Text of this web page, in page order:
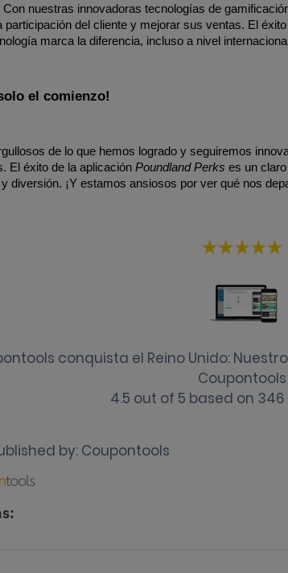
Con nuestras innovadoras tecnologías de
participación del cliente y mejorar sus ventas. El
marca la diferencia, incluso a nivel
el comienzo!
de lo que hemos logrado y seguiremos
El éxito de la aplicación Poundland Perks es un
diversión. ¡Y estamos ansiosos por ver qué nos
conquista el Reino Unido:
Coupontools
4.5 out of 5 based on 346
by: Coupontools